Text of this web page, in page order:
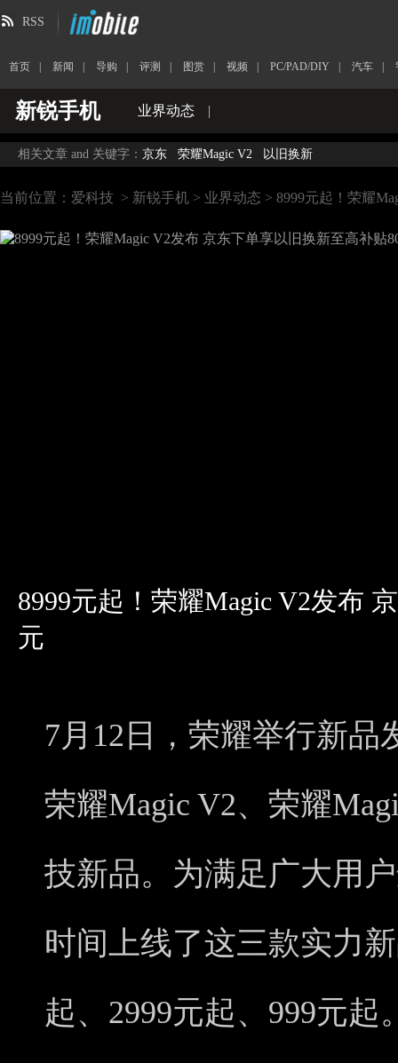
RSS
首页 新闻 导购 评测 图赏 视频 PC/PAD/DIY 汽车
新锐手机 业界动态 |
相关文章 and 关键字： 京东 荣耀Magic V2 以旧换新
当前位置： 爱科技 > 新锐手机 > 业界动态 > 8999元起！荣耀
8999元起！荣耀Magic V2发布
元
7月12日，荣耀举行新
荣耀Magic V2、荣耀
技新品。为满足广大用
时间上线了这三款实力
起、2999元起、999元